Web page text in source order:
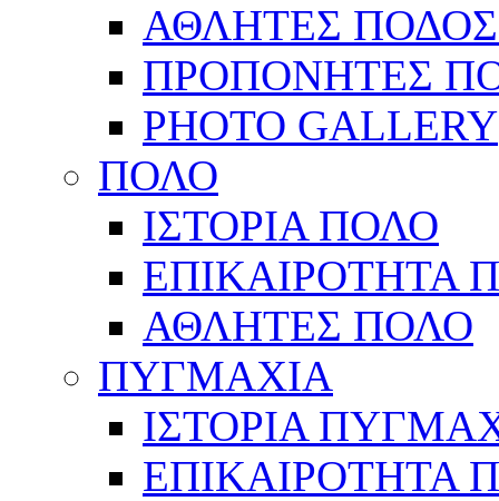
ΑΘΛΗΤΕΣ
ΠΡΟΠΟΝΗΤΕΣ
PHOTO GALLERY
ΠΟΛΟ
ΙΣΤΟΡΙΑ ΠΟΛΟ
ΕΠΙΚΑΙΡΟΤΗΤΑ
ΑΘΛΗΤΕΣ ΠΟΛΟ
ΠΥΓΜΑΧΙΑ
ΙΣΤΟΡΙΑ
ΕΠΙΚΑΙΡΟΤΗΤΑ